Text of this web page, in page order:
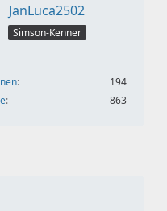
JanLuca2502
Simson-Kenner
194
863